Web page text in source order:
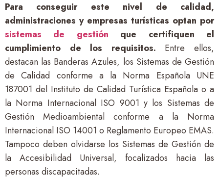
Para conseguir este nivel de calidad,
administraciones y empresas turísticas optan por
sistemas de gestión que certifiquen el
cumplimiento de los requisitos. Entre ellos,
destacan las Banderas Azules, los Sistemas de Gestión
de Calidad conforme a la Norma Española UNE
187001 del Instituto de Calidad Turística Española o a
la Norma Internacional ISO 9001 y los Sistemas de
Gestión Medioambiental conforme a la Norma
Internacional ISO 14001 o Reglamento Europeo EMAS.
Tampoco deben olvidarse los Sistemas de Gestión de
la Accesibilidad Universal, focalizados hacia las
personas discapacitadas.